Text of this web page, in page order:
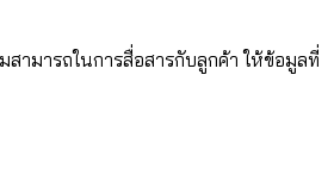
ามารถในการสื่อสารกับลูกค้า ให้ข้อมูลที่